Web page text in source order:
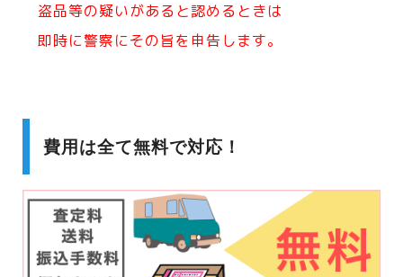
盗品等の疑いがあると認めるときは
即時に警察にその旨を申告します。
費用は全て無料で対応！